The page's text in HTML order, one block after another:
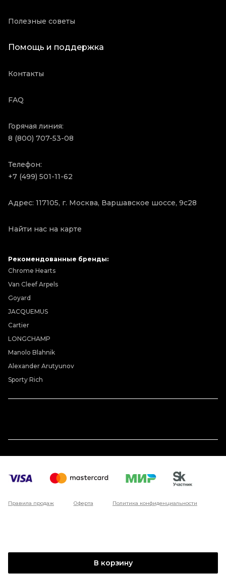
В корзину
Полезные советы
Помощь и поддержка
Контакты
FAQ
Горячая линия:
8 (800) 707-53-08
Телефон:
+7 (499) 501-11-62
Адрес: 117105, г. Москва, Варшавское шоссе, 9с28
Найти нас на карте
Рекомендованные бренды:
Chrome Hearts
Van Cleef Arpels
Goyard
JACQUEMUS
Cartier
LONGCHAMP
Manolo Blahnik
Alexander Arutyunov
Sporty Rich
Правила продаж Оферта Политика конфиденциальности